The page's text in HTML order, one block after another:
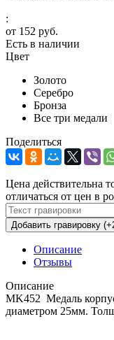
:
от 152 руб.
Есть в наличии
Цвет
Золото
Серебро
Бронза
Все три медали
Поделиться
Цена действительна
отличаться от цен в
Добавить гравировку
Описание
Отзывы
Описание
MK452 Медаль
диаметром 25мм.